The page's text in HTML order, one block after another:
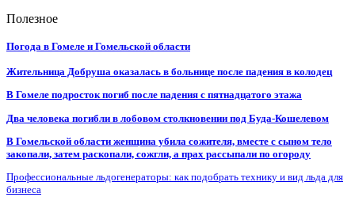
Полезное
Погода в Гомеле и Гомельской области
Жительница Добруша оказалась в больнице после падения в колодец
В Гомеле подросток погиб после падения с пятнадцатого этажа
Два человека погибли в лобовом столкновении под Буда-Кошелевом
В Гомельской области женщина убила сожителя, вместе с сыном тело
закопали, затем раскопали, сожгли, а прах рассыпали по огороду
Профессиональные льдогенераторы: как подобрать технику и вид льда для
бизнеса